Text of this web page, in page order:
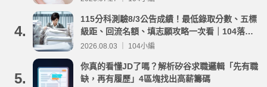
4.
115分科測驗8/3公告成績！最低錄取分數、五標
級距、回流名額、填志願攻略一次看｜104落點
分析
2026.08.03 ｜ 104小編
5.
你真的看懂JD了嗎？解析矽谷求職邏輯「先有職
缺，再有履歷」4區塊找出高薪籌碼